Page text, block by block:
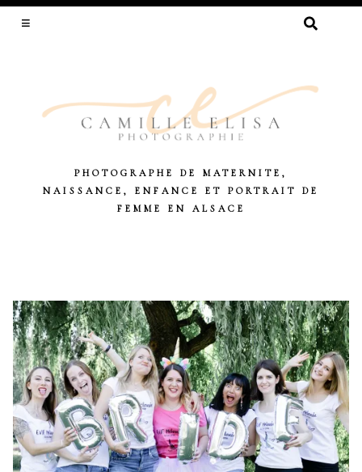
RECHERCHER :
PHOTOGRAPHE DE MATERNITE,
NAISSANCE, ENFANCE ET PORTRAIT DE
FEMME EN ALSACE
Skip
content